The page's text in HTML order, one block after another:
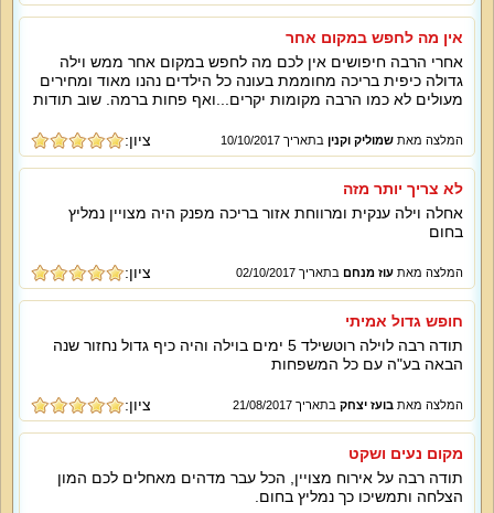
אין מה לחפש במקום אחר
אחרי הרבה חיפושים אין לכם מה לחפש במקום אחר ממש וילה
גדולה כיפית בריכה מחוממת בעונה כל הילדים נהנו מאוד ומחירים
מעולים לא כמו הרבה מקומות יקרים...ואף פחות ברמה. שוב תודות
המלצה מאת שמוליק וקנין בתאריך 10/10/2017 ציון:
לא צריך יותר מזה
אחלה וילה ענקית ומרווחת אזור בריכה מפנק היה מצויין נמליץ
בחום
המלצה מאת עוז מנחם בתאריך 02/10/2017 ציון:
חופש גדול אמיתי
תודה רבה לוילה רוטשילד 5 ימים בוילה והיה כיף גדול נחזור שנה
הבאה בע"ה עם כל המשפחות
המלצה מאת בועז יצחק בתאריך 21/08/2017 ציון:
מקום נעים ושקט
תודה רבה על אירוח מצויין, הכל עבר מדהים מאחלים לכם המון
הצלחה ותמשיכו כך נמליץ בחום.